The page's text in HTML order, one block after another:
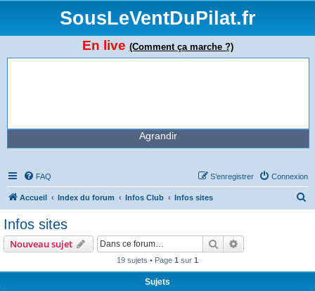
SousLeVentDuPilat.fr
En live (Comment ça marche ?)
Agrandir
FAQ Connexion
S’enregistrer
Accueil Index du forum Infos Club Infos sites
Infos sites
Nouveau sujet Rechercher
19 sujets • Page 1 sur 1
Sujets